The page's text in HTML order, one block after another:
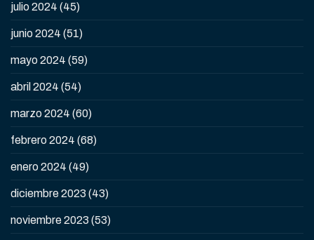
julio 2024 (45)
junio 2024 (51)
mayo 2024 (59)
abril 2024 (54)
marzo 2024 (60)
febrero 2024 (68)
enero 2024 (49)
diciembre 2023 (43)
noviembre 2023 (53)